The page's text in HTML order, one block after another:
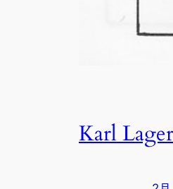
Karl